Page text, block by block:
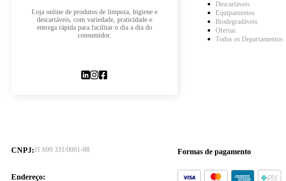
Loja online de produtos de limpeza, higiene e
descartáveis, com variedade, praticidade e
entrega rápida para facilitar o dia a dia do
consumidor.
Descartáveis
Equipamentos
Biodegradáveis
Ofertas
Todos os Departamentos
CNPJ:11.699.331/0001-88
Endereço:
Formas de pagamento